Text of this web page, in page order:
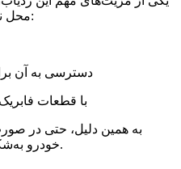
محل نصب به‌گونه‌ای انتخاب می‌شود که:
دسترسی به آن
با قطعات
به همین دلیل، حتی در
خودرو به‌شکل چشمگیری افزایش پیدا می‌کند.